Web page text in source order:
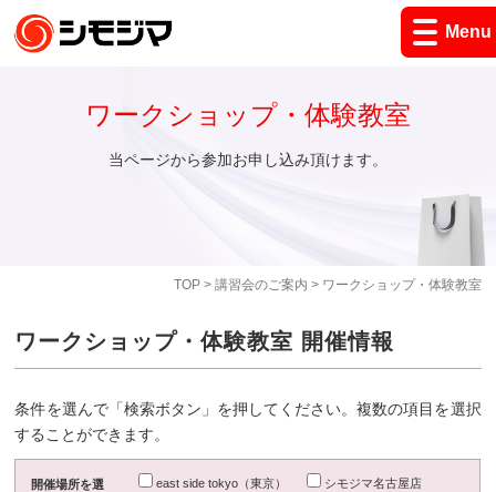
Menu
TOP> 講習会のご案内 > ワークショップ・体験教室
ワークショップ・体験教室
当ページから参加お申し込み頂けます。
ワークショップ・体験教室 開催情報
条件を選んで「検索ボタン」を押してください。複数の項目を選択
することができます。
開催場所を選
east side tokyo（東京）
シモジマ名古屋店